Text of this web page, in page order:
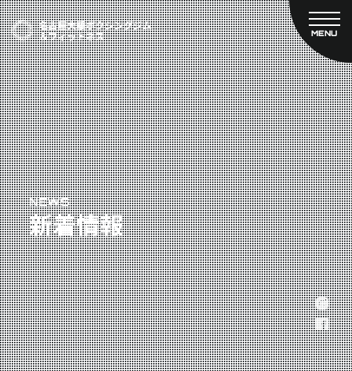
MENU
CLOSE
TOP
新着情報
ご予約
プライベートコース予約
レンタルスタジオ予約
名古屋大橋ボクシングジムについて
大橋弘政プロフィール
スタッフ紹介
料金案内
設備紹介
アクセス
営業時間
トレーナー募集
スポンサー募集
大会チケット購入
キャンペーン
実戦コース
NEWS
新着情報